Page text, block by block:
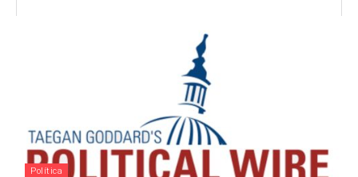
Política